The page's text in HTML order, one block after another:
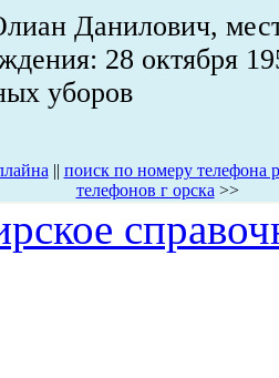
Данилович,
28 октября
уборов
|| поиск по номеру телефона
телефонов г орска >>